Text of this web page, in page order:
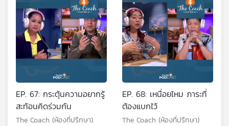
EP. 67: กระตุ้นความอยากรู้
สะท้อนคิดร่วมกัน
The Coach (ห้องที่ปรึกษา)
EP. 68: เหนื่อยไหม ภาระที่
ต้องแบกไว้
The Coach (ห้องที่ปรึกษา)